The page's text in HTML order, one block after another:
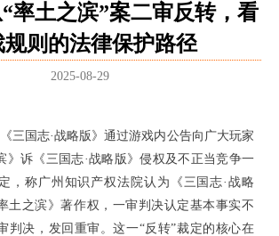
率土之滨”案二审反转，看
规则的法律保护路径
2025-08-29
三国志·战略版》通过游戏内公告向广大玩家
》诉《三国志·战略版》侵权及不正当竞争一
，称广州知识产权法院认为《三国志·战略
土之滨》著作权，一审判决认定基本事实不
判决，发回重审。这一“反转”裁定的核心在